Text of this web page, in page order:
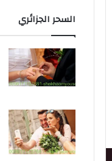
السحر الجزائري